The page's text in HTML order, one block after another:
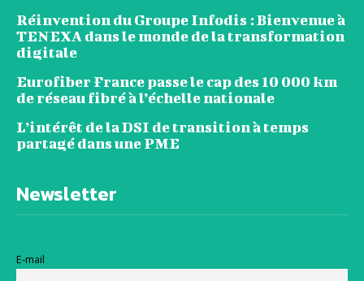
Réinvention du Groupe Infodis : Bienvenue à
TENEXA dans le monde de la transformation
digitale
Eurofiber France passe le cap des 10 000 km
de réseau fibré à l’échelle nationale
L’intérêt de la DSI de transition à temps
partagé dans une PME
Newsletter
E-mail